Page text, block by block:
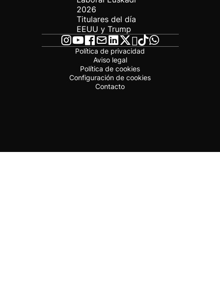
2026
Titulares del día
EEUU y Trump
Política de privacidad
Aviso legal
Política de cookies
Configuración de cookies
Contacto